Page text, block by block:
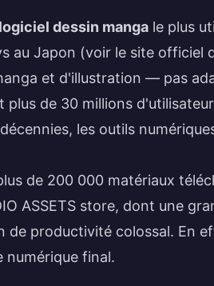
logiciel dessin manga le plus
au Japon (voir le site officiel
et d'illustration — pas
de 30 millions
, les outils
de 200 000 matériaux
ASSETS store, dont une
de productivité colossal. En
numérique final.